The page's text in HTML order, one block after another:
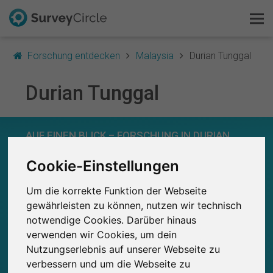
Cookie-Einstellungen
Um die korrekte Funktion der Webseite
gewährleisten zu können, nutzen wir technisch
notwendige Cookies. Darüber hinaus
verwenden wir Cookies, um dein
Nutzungserlebnis auf unserer Webseite zu
verbessern und um die Webseite zu
Forschung entdecken Malaysia Durian Tunggal
Durian Tunggal
AUF EINEN BLICK – FORSCHUNG IN DURIAN
0
Bisher bei SurveyCircle veröffentlichte
Studien
0
Aktuell bei SurveyCircle veröffentlichte
Studien
Das ist SurveyCircle
Survey Ranking
Forschung entdecken
FAQ
Kostenlos registrieren
Anmelden